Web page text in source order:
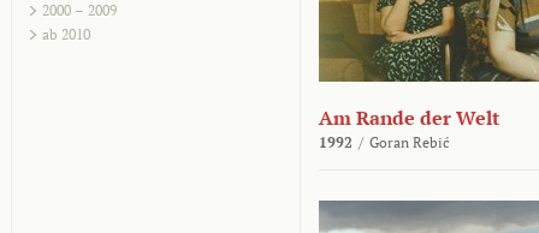
2000 – 2009
ab 2010
Am Rande der Welt
1992 / Goran Rebić